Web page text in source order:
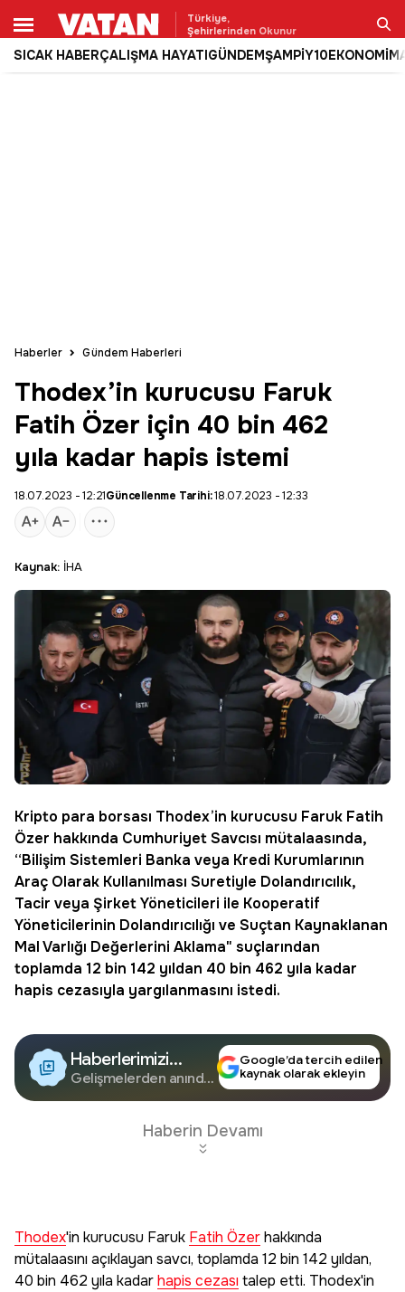
Türkiye,
Şehirlerinden Okunur
SICAK HABERÇALIŞMA HAYATIGÜNDEMŞAMPİY10EKONOMİ
Ara
Haberler Gündem Haberleri
Thodex’in kurucusu Faruk
Fatih Özer için 40 bin 462
yıla kadar hapis istemi
18.07.2023 - 12:21Güncellenme Tarihi:18.07.2023 - 12:33
Kaynak: İHA
Kripto para borsası Thodex’in kurucusu Faruk Fatih
Özer hakkında Cumhuriyet Savcısı mütalaasında,
“Bilişim Sistemleri Banka veya Kredi Kurumlarının
Araç Olarak Kullanılması Suretiyle Dolandırıcılık,
Tacir veya Şirket Yöneticileri ile Kooperatif
Yöneticilerinin Dolandırıcılığı ve Suçtan Kaynaklanan
Mal Varlığı Değerlerini Aklama" suçlarından
toplamda 12 bin 142 yıldan 40 bin 462 yıla kadar
hapis cezasıyla yargılanmasını istedi.
Haberlerimizi
Google'da Takip
Edin
Gelişmelerden anında
Google’da tercih edilen
kaynak olarak ekleyin
Haberin Devamı
Thodex'in kurucusu Faruk Fatih Özerhakkında
mütalaasını açıklayan savcı, toplamda 12 bin 142 yıldan,
40 bin 462 yıla kadarhapis cezasıtalep etti. Thodex'in